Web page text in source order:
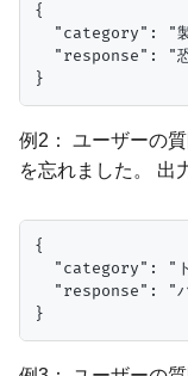
{
"category": "
"response": "恐
例2： ユーザーの
を忘れました。 出
{
"category": "ト
"response": "パ